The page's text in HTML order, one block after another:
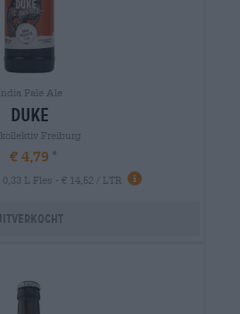
Pale Ale
duke
Freiburg
€ 4,79
0,33 L Fles - € 14,52 / LTR